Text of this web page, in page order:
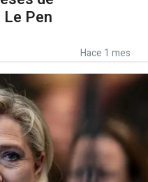
Pen
Hace 1 mes